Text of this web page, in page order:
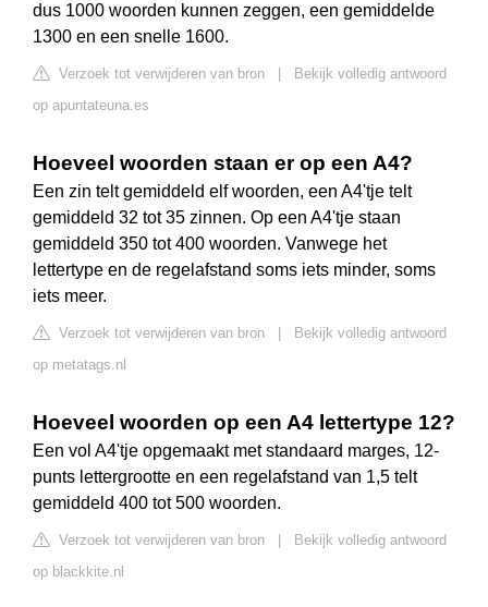
dus 1000 woorden kunnen zeggen, een gemiddelde
1300 en een snelle 1600.
Verzoek tot verwijderen van bron
Bekijk volledig antwoord
op apuntateuna.es
Hoeveel woorden staan er op een A4?
Een zin telt gemiddeld elf woorden, een A4'tje telt
gemiddeld 32 tot 35 zinnen. Op een A4'tje staan
gemiddeld 350 tot 400 woorden. Vanwege het
lettertype en de regelafstand soms iets minder, soms
iets meer.
Verzoek tot verwijderen van bron
Bekijk volledig antwoord
op metatags.nl
Hoeveel woorden op een A4 lettertype 12?
Een vol A4'tje opgemaakt met standaard marges, 12-
punts lettergrootte en een regelafstand van 1,5 telt
gemiddeld 400 tot 500 woorden.
Verzoek tot verwijderen van bron
Bekijk volledig antwoord
op blackkite.nl